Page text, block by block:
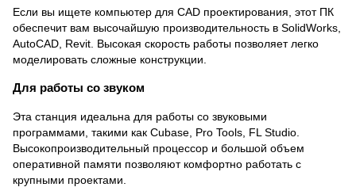
Если вы ищете компьютер для CAD проектирования, этот ПК
обеспечит вам высочайшую производительность в SolidWorks,
AutoCAD, Revit. Высокая скорость работы позволяет легко
моделировать сложные конструкции.
Для работы со звуком
Эта станция идеальна для работы со звуковыми
программами, такими как Cubase, Pro Tools, FL Studio.
Высокопроизводительный процессор и большой объем
оперативной памяти позволяют комфортно работать с
крупными проектами.